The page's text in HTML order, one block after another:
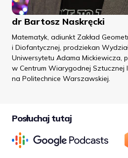
dr Bartosz Naskręcki
Matematyk, adiunkt Zakład
i Diofantycznej, prodziekan
Uniwersytetu Adama Mickiewicza,
w Centrum Wiarygodnej Sztucznej
na Politechnice Warszawskiej.
Posłuchaj tutaj